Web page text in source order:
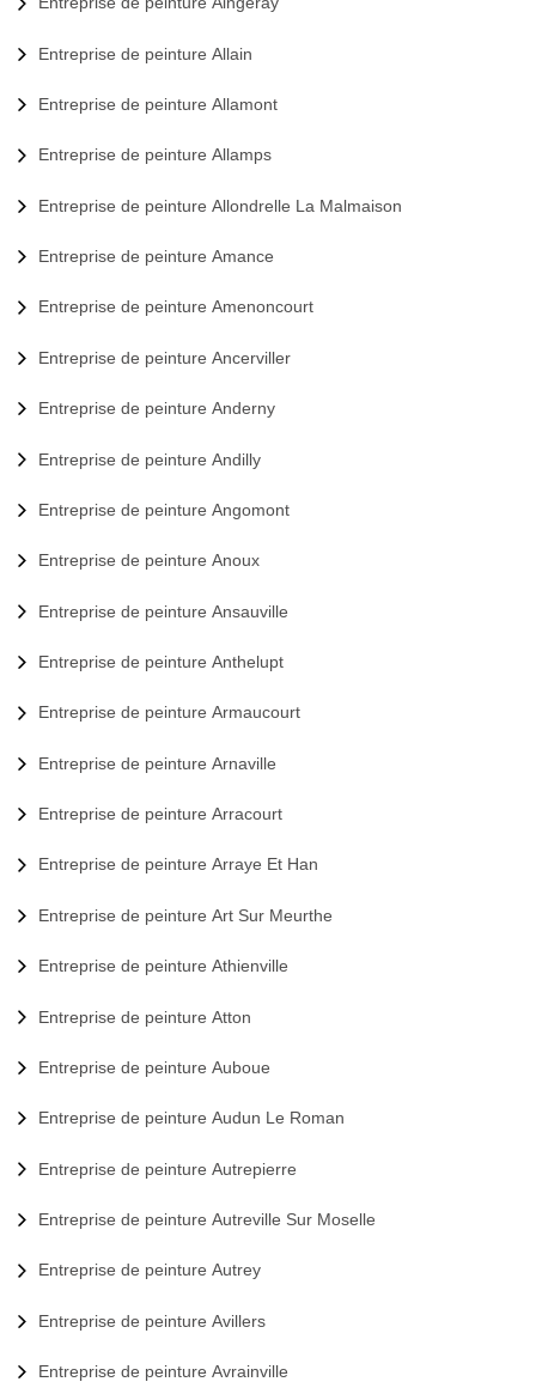
Entreprise de peinture Allain
Entreprise de peinture Allamont
Entreprise de peinture Allamps
Entreprise de peinture Allondrelle La Malmaison
Entreprise de peinture Amance
Entreprise de peinture Amenoncourt
Entreprise de peinture Ancerviller
Entreprise de peinture Anderny
Entreprise de peinture Andilly
Entreprise de peinture Angomont
Entreprise de peinture Anoux
Entreprise de peinture Ansauville
Entreprise de peinture Anthelupt
Entreprise de peinture Armaucourt
Entreprise de peinture Arnaville
Entreprise de peinture Arracourt
Entreprise de peinture Arraye Et Han
Entreprise de peinture Art Sur Meurthe
Entreprise de peinture Athienville
Entreprise de peinture Atton
Entreprise de peinture Auboue
Entreprise de peinture Audun Le Roman
Entreprise de peinture Autrepierre
Entreprise de peinture Autreville Sur Moselle
Entreprise de peinture Autrey
Entreprise de peinture Avillers
Entreprise de peinture Avrainville